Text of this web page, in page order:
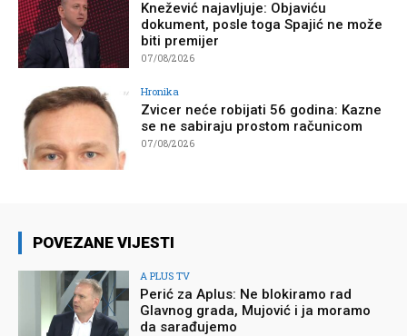
Knežević najavljuje: Objaviću
dokument, posle toga Spajić ne može
biti premijer
07/08/2026
Hronika
Zvicer neće robijati 56 godina: Kazne
se ne sabiraju prostom računicom
07/08/2026
POVEZANE VIJESTI
A PLUS TV
Perić za Aplus: Ne blokiramo rad
Glavnog grada, Mujović i ja moramo
da sarađujemo